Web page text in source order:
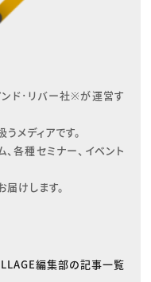
ド･リバー社※が運営す
メディアです。
各種セミナー、イベント
けします。
編集部の記事一覧